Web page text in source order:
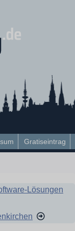
Gratiseintrag
Lösungen